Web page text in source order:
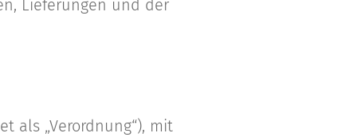
Lieferungen und der
als „Verordnung“), mit